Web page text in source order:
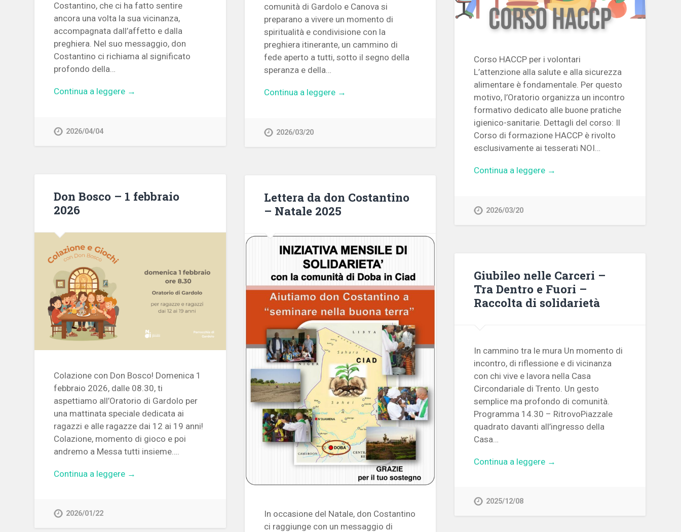
Costantino, che ci ha fatto sentire
ancora una volta la sua vicinanza,
accompagnata dall’affetto e dalla
preghiera. Nel suo messaggio, don
Costantino ci richiama al significato
profondo della…
Continua a leggere →
2026/04/04
comunità di Gardolo e Canova si
preparano a vivere un momento di
spiritualità e condivisione con la
preghiera itinerante, un cammino di
fede aperto a tutti, sotto il segno della
speranza e della…
Continua a leggere →
2026/03/20
Corso HACCP per i volontari
L’attenzione alla salute e alla sicurezza
alimentare è fondamentale. Per questo
motivo, l’Oratorio organizza un incontro
formativo dedicato alle buone pratiche
igienico-sanitarie. Dettagli del corso: Il
Corso di formazione HACCP è rivolto
esclusivamente ai tesserati NOI…
Continua a leggere →
2026/03/20
Don Bosco – 1 febbraio
2026
Colazione con Don Bosco! Domenica 1
febbraio 2026, dalle 08.30, ti
aspettiamo all’Oratorio di Gardolo per
una mattinata speciale dedicata ai
ragazzi e alle ragazze dai 12 ai 19 anni!
Colazione, momento di gioco e poi
andremo a Messa tutti insieme….
Continua a leggere →
2026/01/22
Lettera da don Costantino
– Natale 2025
In occasione del Natale, don Costantino
ci raggiunge con un messaggio di
Giubileo nelle Carceri –
Tra Dentro e Fuori –
Raccolta di solidarietà
In cammino tra le mura Un momento di
incontro, di riflessione e di vicinanza
con chi vive e lavora nella Casa
Circondariale di Trento. Un gesto
semplice ma profondo di comunità.
Programma 14.30 – RitrovoPiazzale
quadrato davanti all’ingresso della
Casa…
Continua a leggere →
2025/12/08